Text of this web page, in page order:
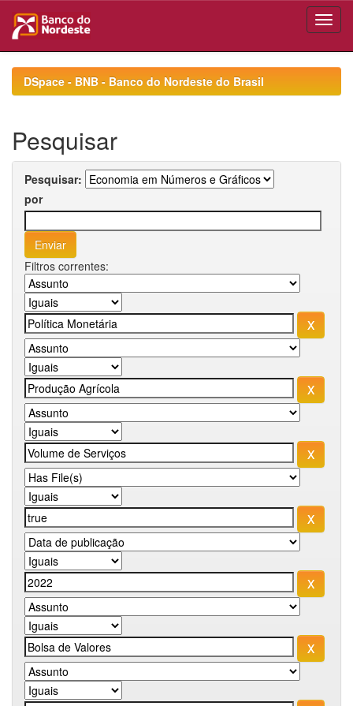
navigationDSpace - BNB - Banco do Nordeste do Brasil
Pesquisar
Pesquisar:
por
Filtros correntes: